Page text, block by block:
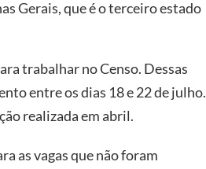
Gerais, que é o terceiro estado
trabalhar no Censo. Dessas
entre os dias 18 e 22 de julho.
realizada em abril.
as vagas que não foram